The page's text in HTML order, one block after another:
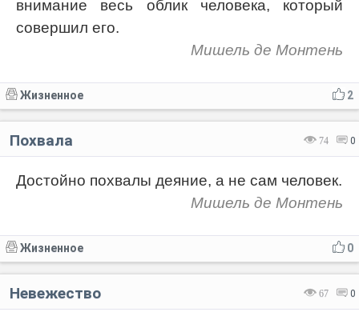
внимание весь облик человека, который
совершил его.
Мишель де Монтень
2
Жизненное
74 0
Похвала
Достойно похвалы деяние, а не сам человек.
Мишель де Монтень
0
Жизненное
67 0
Невежество